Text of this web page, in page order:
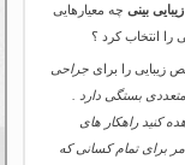
بینی چه معیارهایی
را انتخاب کرد ؟
زیبایی را برایجراحی
بستگی دارد .
کنید راهکار های
برای تمام کسانی که